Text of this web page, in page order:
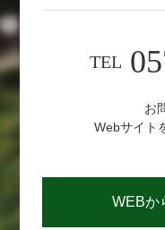
TEL
お
Webサイト
WEBか